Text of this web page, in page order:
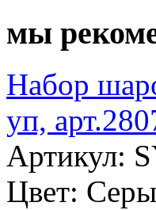
мы
Набор
уп,
Артикул:
Цвет: